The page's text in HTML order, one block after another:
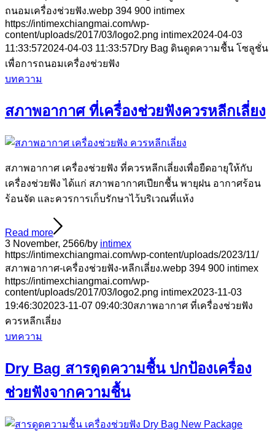
ถนอมเครื่องช่วยฟัง.webp 394 900 intimex
https://intimexchiangmai.com/wp-
content/uploads/2017/03/logo2.png intimex2024-04-03
11:33:572024-04-03 11:33:57Dry Bag ดินดูดความชื้น โซลูชั่น
เพื่อการถนอมเครื่องช่วยฟัง
บทความ
สภาพอากาศ ที่เครื่องช่วยฟังควรหลีกเลี่ยง
สภาพอากาศ เครื่องช่วยฟัง ที่ควรหลีกเลี่ยงเพื่อยืดอายุให้กับ
เครื่องช่วยฟัง ได้แก่ สภาพอากาศเปียกชื้น พายุฝน อากาศร้อน
ร้อนจัด และควรการเก็บรักษาไว้บริเวณที่แห้ง
Read more
3 November, 2566/by intimex
https://intimexchiangmai.com/wp-content/uploads/2023/11/
สภาพอากาศ-เครื่องช่วยฟัง-หลีกเลี่ยง.webp 394 900 intimex
https://intimexchiangmai.com/wp-
content/uploads/2017/03/logo2.png intimex2023-11-03
19:46:302023-11-07 09:40:30สภาพอากาศ ที่เครื่องช่วยฟัง
ควรหลีกเลี่ยง
บทความ
Dry Bag สารดูดความชื้น ปกป้องเครื่อง
ช่วยฟังจากความชื้น